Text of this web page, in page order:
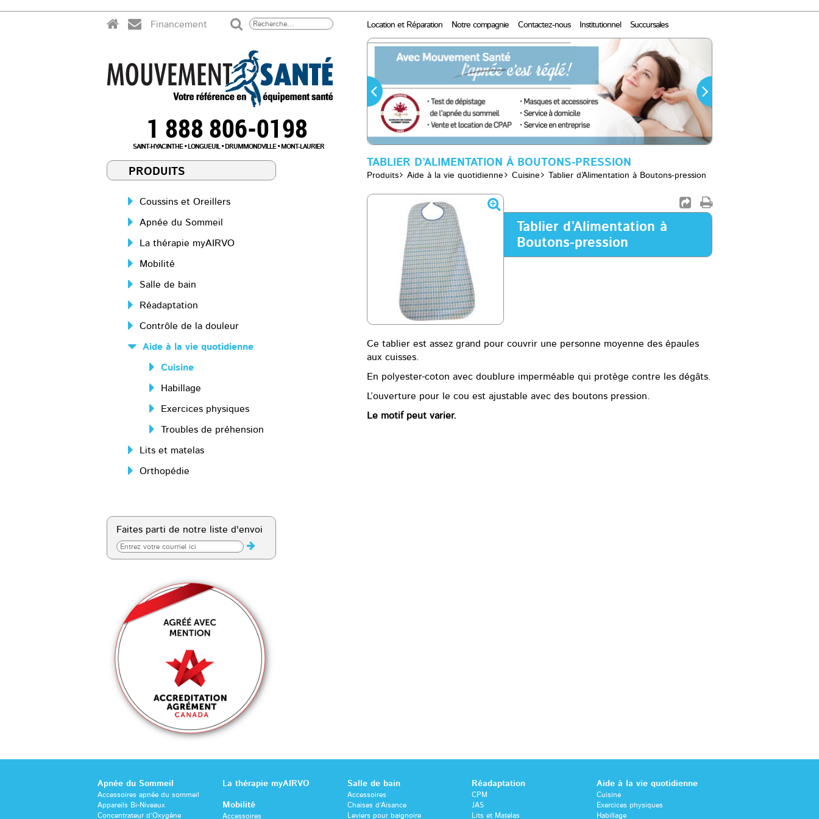
Financement Location et Réparation Notre compagnie Contactez-nous Institutionnel Succursales
1 888 806-0198
SAINT-HYACINTHE LONGUEUIL DRUMMONDVILLE MONT-LAURIER
PRODUITS
Coussins et Oreillers
Apnée du Sommeil
La thérapie myAIRVO
Mobilité
Salle de bain
Réadaptation
Contrôle de la douleur
Aide à la vie quotidienne
Cuisine
Habillage
Exercices physiques
Troubles de préhension
Lits et matelas
Orthopédie
Faites parti de notre liste d'envoi
TABLIER D’ALIMENTATION À BOUTONS-PRESSION
Produits Aide à la vie quotidienne Cuisine Tablier d’Alimentation à Boutons-pression
Tablier d’Alimentation à
Boutons-pression
Ce tablier est assez grand pour couvrir une personne moyenne des épaules
aux cuisses.
En polyester-coton avec doublure imperméable qui protège contre les dégâts.
L’ouverture pour le cou est ajustable avec des boutons pression.
Le motif peut varier.
Apnée du Sommeil
Accessoires apnée du sommeil
Appareils Bi-Niveaux
Concentrateur d’Oxygène
La thérapie myAIRVO
Mobilité
Accessoires
Salle de bain
Accessoires
Chaises d’Aisance
Leviers pour baignoire
Réadaptation
CPM
JAS
Lits et Matelas
Aide à la vie quotidienne
Cuisine
Exercices physiques
Habillage